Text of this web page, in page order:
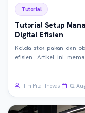
Tutorial
Tutorial Setup
Digital Efisien
Kelola stok pakan dan
efisien. Artikel ini
Tim Pilar Inovasi 02